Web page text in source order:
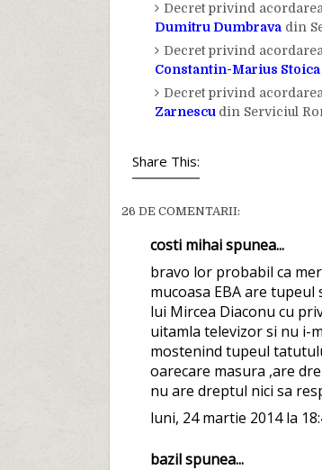
Decret privind
Dumitru Dumbrava din
Decret privind
Constantin-Marius Stoica
Decret privind
Zarnescu din Serviciul
Share This:
26 DE COMENTARII:
costi mihai spunea...
bravo lor probabil ca
mucoasa EBA are
lui Mircea Diaconu cu
uitamla televizor si nu i-
mostenind tupeul
oarecare masura ,are
nu are dreptul nici sa
luni, 24 martie 2014 la
bazil spunea...